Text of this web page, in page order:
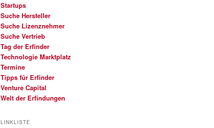
Startups
Suche Hersteller
Suche Lizenznehmer
Suche Vertrieb
Tag der Erfinder
Technologie Marktplatz
Termine
Tipps für Erfinder
Venture Capital
Welt der Erfindungen
LINKLISTE